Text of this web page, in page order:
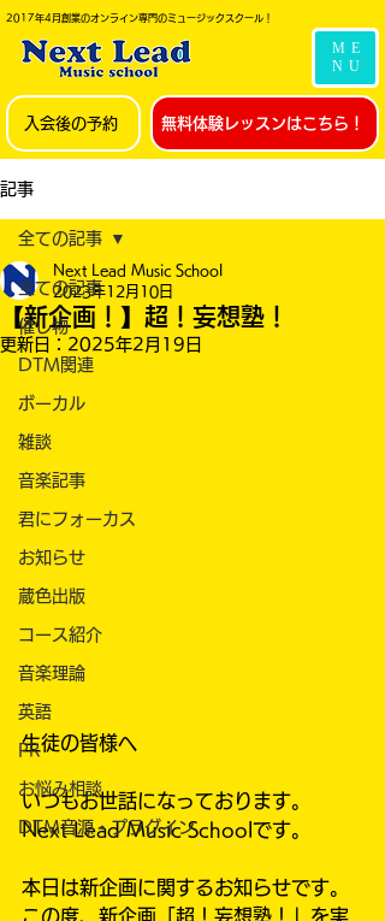
2017年4月創業のオンライン専門のミュージックスクール！
ME
NU
入会後の予約 無料体験レッスンはこちら！
記事
全ての記事
催し物
DTM関連
ボーカル
雑談
音楽記事
君にフォーカス
お知らせ
蔵色出版
コース紹介
音楽理論
英語
PR
お悩み相談
DTM音源・プラグイン
全ての記事
【新企画！】超！妄想塾！
Next Lead Music School
2023年12月10日
更新日： 2025年2月19日
生徒の皆様へ
いつもお世話になっております。
Next Lead Music Schoolです。
本日は新企画に関するお知らせです。
この度、新企画「超！妄想塾！」を実